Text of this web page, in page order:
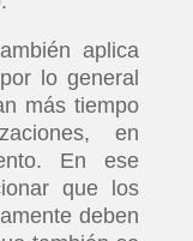
aplica
lo general
más tiempo
en
En ese
que los
deben